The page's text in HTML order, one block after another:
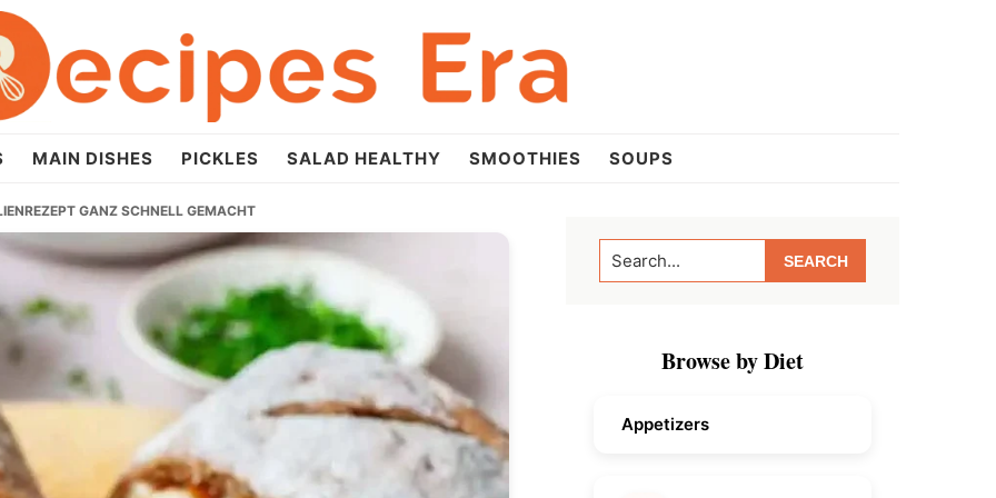
MAIN DISHES PICKLES SALAD HEALTHY SMOOTHIES SOUPS
GANZ SCHNELL GEMACHT Primary
Sidebar
Search...
Browse by Diet
Appetizers